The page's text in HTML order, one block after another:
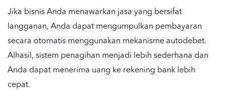
Jika bisnis Anda menawarkan jasa yang bersifat
langganan, Anda dapat mengumpulkan pembayaran
secara otomatis menggunakan mekanisme autodebet.
Alhasil, sistem penagihan menjadi lebih sederhana dan
Anda dapat menerima uang ke rekening bank lebih
cepat.